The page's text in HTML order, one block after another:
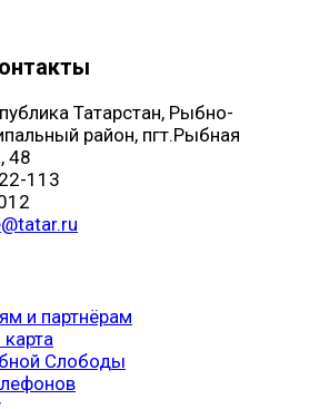
Татарстан, Рыбно-
район, пгт.Рыбная
48
113
и партнёрам
Слободы